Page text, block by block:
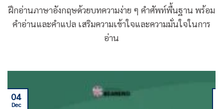
ฝึกอ่านภาษาอังกฤษด้วยบทความง่าย ๆ คำศัพท์พื้นฐาน พร้อม
คำอ่านและคำแปล เสริมความเข้าใจและความมั่นใจในการ
อ่าน
04
Dec